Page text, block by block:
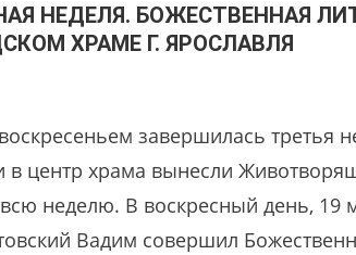
НЕДЕЛЯ. БОЖЕСТВЕННАЯ
ХРАМЕ Г. ЯРОСЛАВЛЯ
завершилась третья
центр храма вынесли
неделю. В воскресный день, 19
Вадим совершил